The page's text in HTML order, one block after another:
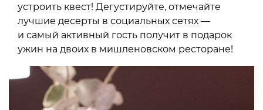
устроить квест! Дегустируйте, отмечайте
лучшие десерты в социальных сетях —
и самый активный гость получит в подарок
ужин на двоих в мишленовском ресторане!